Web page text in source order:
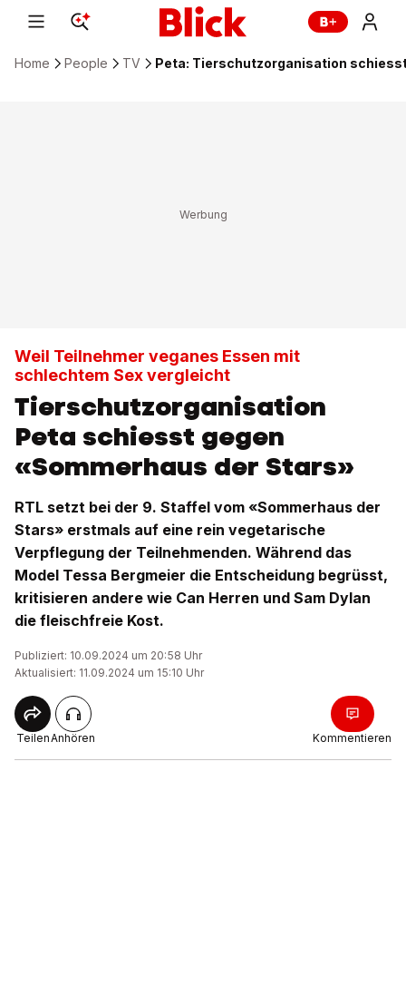
Home People TV Peta: Tierschutzorganisation
Weil Teilnehmer veganes Essen mit
schlechtem Sex vergleicht
Tierschutzorganisation
Peta schiesst gegen
«Sommerhaus der Stars»
RTL setzt bei der 9. Staffel vom «Sommerhaus der
Stars» erstmals auf eine rein vegetarische
Verpflegung der Teilnehmenden. Während das
Model Tessa Bergmeier die Entscheidung begrüsst,
kritisieren andere wie Can Herren und Sam Dylan
die fleischfreie Kost.
Publiziert: 10.09.2024 um 20:58 Uhr
Aktualisiert: 11.09.2024 um 15:10 Uhr
TeilenAnhören Kommentieren